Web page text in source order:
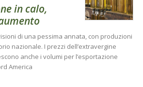
in calo,
di una pessima annata, con produzioni
nazionale. I prezzi dell’extravergine
anche i volumi per l’esportazione
America